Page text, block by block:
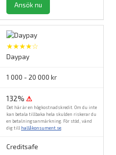
Ansök nu
★★★★☆
Daypay
1 000 - 20 000 kr
132% ⚠
Det här är en högkostnadskredit. Om du inte
kan betala tillbaka hela skulden riskerar du
en betalningsanmärkning. För stöd, vänd
dig till hallåkonsument.se
Creditsafe